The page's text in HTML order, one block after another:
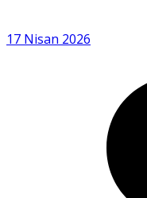
17 Nisan 2026